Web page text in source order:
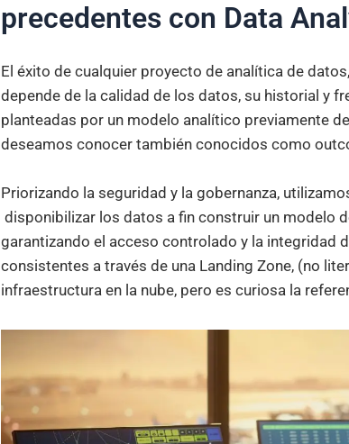
precedentes con Data
El éxito de cualquier proyecto de analítica de
depende de la calidad de los datos, su historial y
planteadas por un modelo analítico previamente
deseamos conocer también conocidos como
Priorizando la seguridad y la gobernanza,
disponibilizar los datos a fin construir un modelo
garantizando el acceso controlado y la integridad
consistentes a través de una Landing Zone, (no
infraestructura en la nube, pero es curiosa la